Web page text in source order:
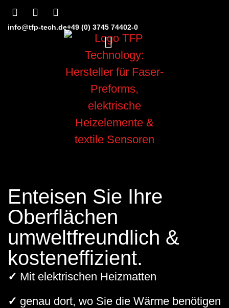
info@tfp-tech.de+49 (0) 3745 74402-0
Enteisen Sie Ihre
Oberflächen
umweltfreundlich &
kosteneffizient.
✓ Mit elektrischen Heizmatten
✓ genau dort, wo Sie die Wärme benötigen